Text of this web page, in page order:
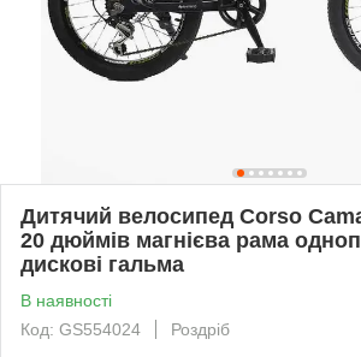
Дитячий велосипед Corso
20 дюймів магнієва рама
дискові гальма
В наявності
Код: GS554024
Роздріб